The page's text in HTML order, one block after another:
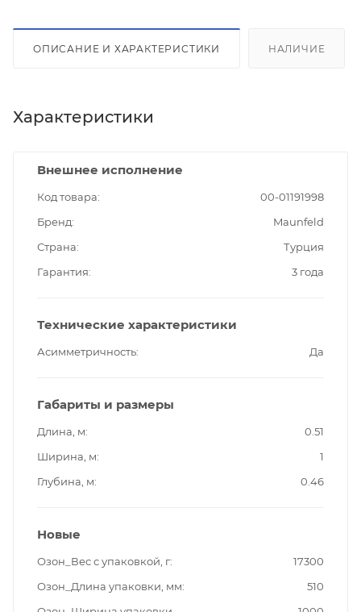
ОПИСАНИЕ И ХАРАКТЕРИСТИКИ НАЛИЧИЕ
Характеристики
Внешнее исполнение
Код товара
00-01191998
Бренд
Maunfeld
Страна
Турция
Гарантия
3 года
Технические характеристики
Асимметричность Да
Габариты и размеры
Длина, м
0.51
Ширина, м
1
Глубина, м
0.46
Новые
Озон_Вес с упаковкой, г
17300
Озон_Длина упаковки, мм
510